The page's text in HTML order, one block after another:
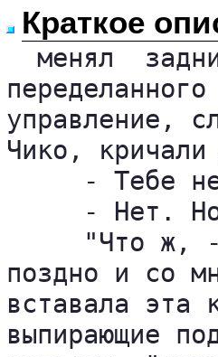
Краткое
менял
управление,
Чико,
- Тебе
- Нет.
"Что ж,
поздно и со
вставала эта
выпирающие